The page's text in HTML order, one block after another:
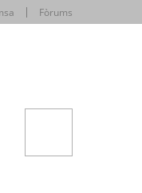
Fòrums